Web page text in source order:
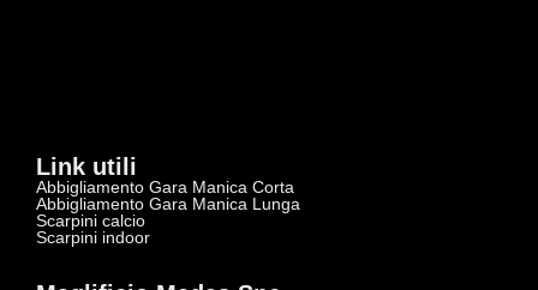
Link utili
Abbigliamento Gara Manica Corta
Abbigliamento Gara Manica Lunga
Scarpini calcio
Scarpini indoor